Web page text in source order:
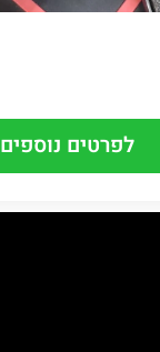
לפרטים נוספים